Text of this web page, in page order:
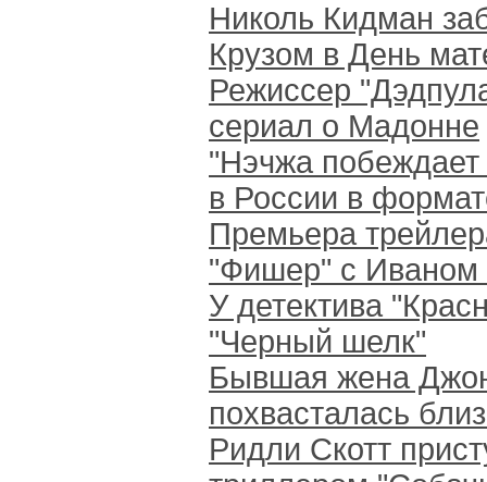
Николь Кидман
Крузом в День
Режиссер
сериал о Мадонне
"Нэчжа
в России в
Премьера
"Фишер" с Иваном
У детектива
"Черный шелк"
Бывшая жена
похвасталась
Ридли Скотт